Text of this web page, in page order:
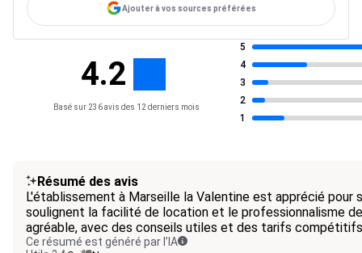
Ajouter à vos sources préférées
4.2
Basé sur 236 avis des 12 derniers mois
5
4
3
2
1
Résumé des avis
L'établissement à Marseille la Valentine est apprécié
soulignent la facilité de location et le professionnalisme
agréable, avec des conseils utiles et des tarifs
Ce résumé est généré par l’IA